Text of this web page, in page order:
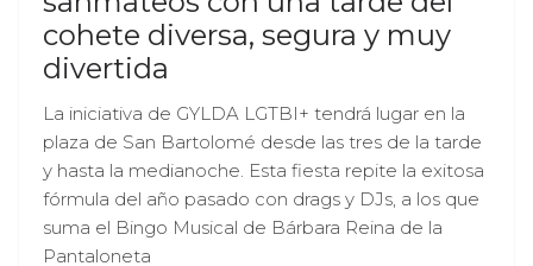
cohete diversa, segura y muy
divertida
La iniciativa de GYLDA LGTBI+ tendrá lugar en la
plaza de San Bartolomé desde las tres de la tarde
y hasta la medianoche. Esta fiesta repite la exitosa
fórmula del año pasado con drags y DJs, a los que
suma el Bingo Musical de Bárbara Reina de la
Pantaloneta